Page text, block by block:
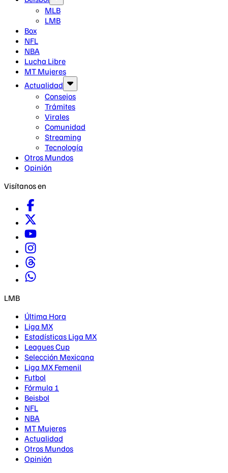
MLB
LMB
Box
NFL
NBA
Lucha Libre
MT Mujeres
Actualidad
Consejos
Trámites
Virales
Comunidad
Streaming
Tecnología
Otros Mundos
Opinión
Visítanos en
LMB
Última Hora
Liga MX
Estadísticas Liga MX
Leagues Cup
Selección Mexicana
Liga MX Femenil
Futbol
Fórmula 1
Beisbol
NFL
NBA
MT Mujeres
Actualidad
Otros Mundos
Opinión